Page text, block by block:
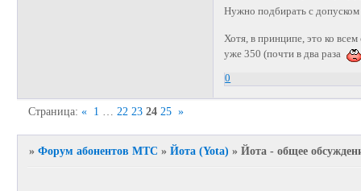
Нужно подбирать с
Хотя, в принципе, это ко
уже 350 (почти в два раза
0
Страница:« 1 … 22 23 24 25 »
»Форум абонентов МТС »Йота (Yota) »Йота - общее